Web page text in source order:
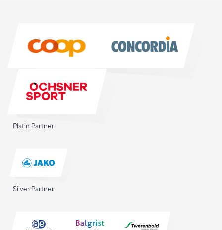
Platin Partner
Silver Partner